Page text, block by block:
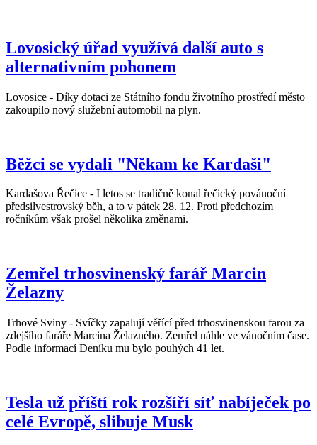
Lovosický úřad využívá další auto s
alternativním pohonem
Lovosice - Díky dotaci ze Státního fondu životního prostředí město
zakoupilo nový služební automobil na plyn.
Běžci se vydali "Někam ke Kardaši"
Kardašova Řečice - I letos se tradičně konal řečický povánoční
předsilvestrovský běh, a to v pátek 28. 12. Proti předchozím
ročníkům však prošel několika změnami.
Zemřel trhosvinenský farář Marcin
Želazny
Trhové Sviny - Svíčky zapalují věřící před trhosvinenskou farou za
zdejšího faráře Marcina Želazného. Zemřel náhle ve vánočním čase.
Podle informací Deníku mu bylo pouhých 41 let.
Tesla už příští rok rozšíří síť nabíječek po
celé Evropě, slibuje Musk